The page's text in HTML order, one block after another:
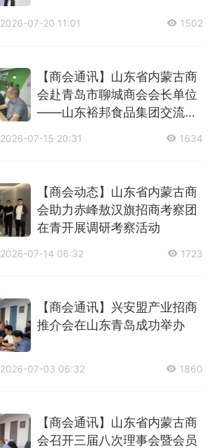
2026-07-20 11:01 1502
【商会通讯】山东省内蒙古商
会赴青岛市聊城商会会长单位
——山东裕邦食品集团交流座
2026-07-15 20:31 1634
【商会动态】山东省内蒙古商
会助力赤峰敖汉旗招商考察团
在青开展调研考察活动
2026-07-14 06:32 1723
【商会通讯】兴安盟产业招商
推介会在山东青岛成功举办
2026-07-03 06:32 1860
【商会通讯】山东省内蒙古商
会召开三届八次理事会暨会员